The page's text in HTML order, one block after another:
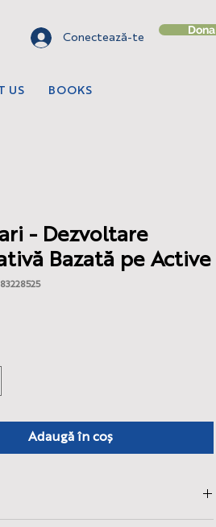
Conectează-te
Dona
US BOOKS
- Dezvoltare
Bazată pe Active
Adaugă în coș